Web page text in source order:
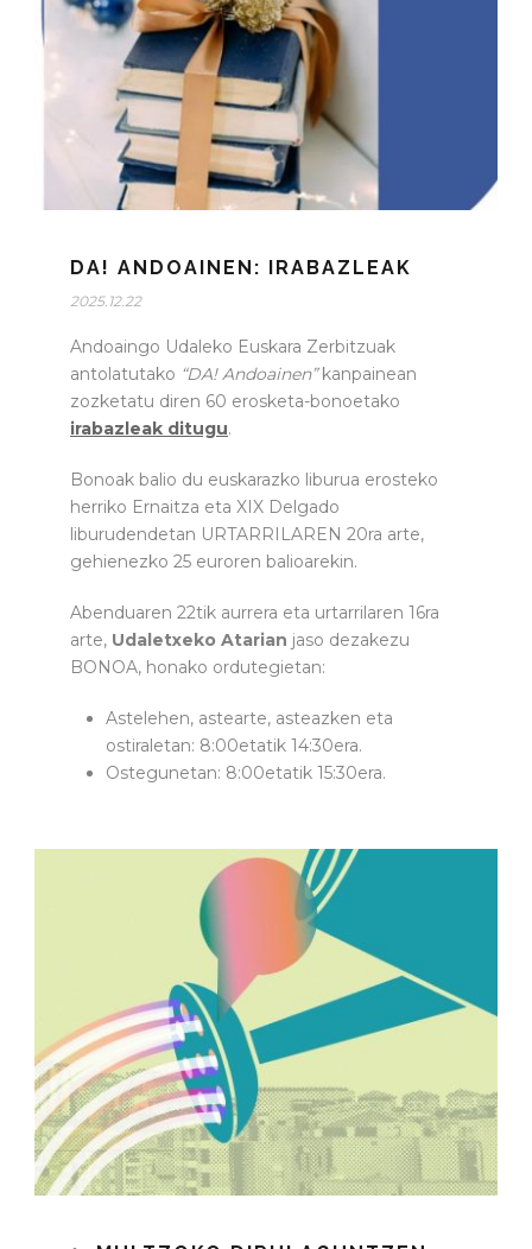
DA! ANDOAINEN: IRABAZLEAK
2025.12.22
Andoaingo Udaleko Euskara Zerbitzuak
antolatutako “DA! Andoainen”kanpainean
zozketatu diren 60 erosketa-bonoetako
irabazleak ditugu.
Bonoak balio du euskarazko liburua erosteko
herriko Ernaitza eta XIX Delgado
liburudendetan URTARRILAREN 20ra arte,
gehienezko 25 euroren balioarekin.
Abenduaren 22tik aurrera eta urtarrilaren 16ra
arte, Udaletxeko Atarian jaso dezakezu
BONOA, honako ordutegietan:
Astelehen, astearte, asteazken eta
ostiraletan: 8:00etatik 14:30era.
Ostegunetan: 8:00etatik 15:30era.